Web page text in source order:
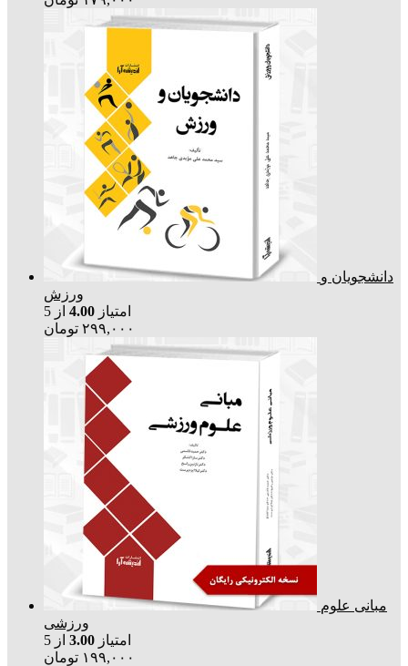
دانشجویان و
ورزش
امتیاز 4.00 از 5
۲۹۹,۰۰۰ تومان
مبانی علوم
ورزشی
امتیاز 3.00 از 5
۱۹۹,۰۰۰ تومان